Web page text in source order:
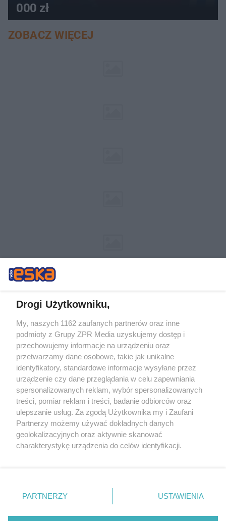
000 zł
ZOBACZ WIĘCEJ
Żaden utwór zamieszczony w serwisie nie może być powielany i
rozpowszechniany lub dalej rozpowszechniany w jakikolwiek sposób (w
tym także elektroniczny lub mechaniczny) na jakimkolwiek polu
eksploatacji w jakiejkolwiek formie, włącznie z umieszczaniem w
Internecie bez pisemnej zgody właściciela praw. Jakiekolwiek użycie lub
wykorzystanie utworów w całości lub w części z naruszeniem prawa,
tzn. bez właściwej zgody, jest zabronione pod groźbą kary i może być
ścigane prawnie.
© 2026 Grupa ZPR Media
Drogi Użytkowniku,
My, naszych 1162 zaufanych partnerów oraz inne
podmioty z Grupy ZPR Media uzyskujemy dostęp i
przechowujemy informacje na urządzeniu oraz
przetwarzamy dane osobowe, takie jak unikalne
identyfikatory, standardowe informacje wysyłane przez
urządzenie czy dane przeglądania w celu zapewniania
spersonalizowanych reklam, wybór spersonalizowanych
treści, pomiar reklam i treści, badanie odbiorców oraz
ulepszanie usług. Za zgodą Użytkownika my i Zaufani
Partnerzy możemy używać dokładnych danych
geolokalizacyjnych oraz aktywnie skanować
charakterystykę urządzenia do celów identyfikacji.
zmienić/wycofać klikając przycisk ustawień prywatności
znajdujący się w lewym dolnym rogu strony
rodzaje przetwarzania danych nie wymagają zgody
PARTNERZY USTAWIENIA